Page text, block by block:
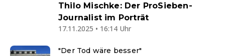
Thilo Mischke: Der ProSieben-
Journalist im Porträt
17.11.2025 • 16:14 Uhr
"Der Tod wäre besser"